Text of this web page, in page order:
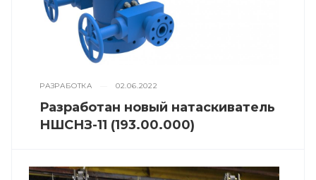
РАЗРАБОТКА 02.06.2022
Разработан новый натаскиватель
НШСНЗ-11 (193.00.000)